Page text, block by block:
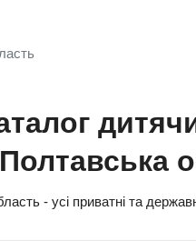
Полтавська
- усі приватні та